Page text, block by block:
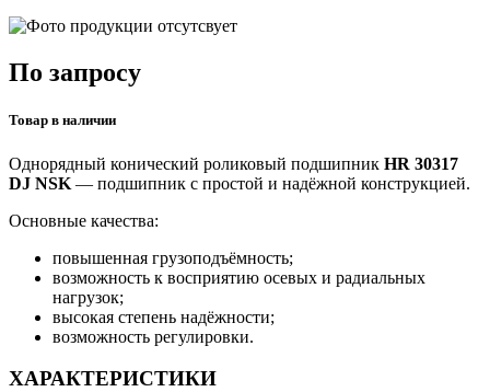
По запросу
Товар в наличии
Однорядный конический роликовый подшипник HR 30317
DJ NSK — подшипник с простой и надёжной конструкцией.
Основные качества:
повышенная грузоподъёмность;
возможность к восприятию осевых и радиальных
нагрузок;
высокая степень надёжности;
возможность регулировки.
ХАРАКТЕРИСТИКИ